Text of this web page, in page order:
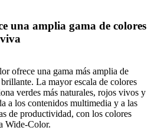
una amplia gama de colores
ofrece una gama más amplia de
La mayor escala de colores
verdes más naturales, rojos vivos y
a los contenidos multimedia y a las
de productividad, con los colores
Wide-Color.